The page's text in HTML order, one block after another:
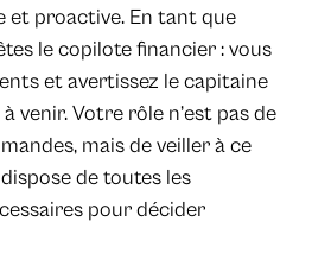
et proactive. En tant que
le copilote financier : vous
et avertissez le capitaine
venir. Votre rôle n’est pas de
mais de veiller à ce
de toutes les
pour décider